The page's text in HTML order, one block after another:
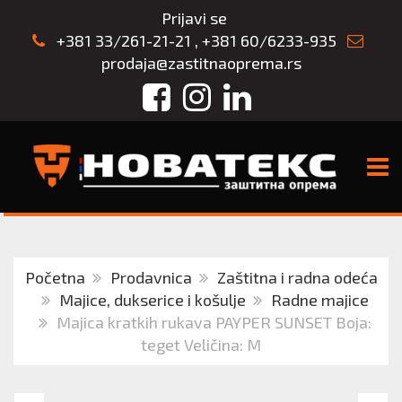
Prijavi se
+381 33/261-21-21 , +381 60/6233-935
prodaja@zastitnaoprema.rs
FacebookInstagram
LinkedIn
Početna Prodavnica
Zaštitna i radna odeća
Majice, dukserice i košulje
Radne majice
Majica kratkih rukava PAYPER SUNSET Boja:
teget Veličina: M